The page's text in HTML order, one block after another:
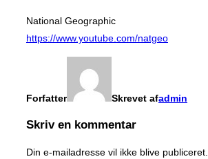
National Geographic
https://www.youtube.com/natgeo
Forfatter Skrevet afadmin
Skriv en kommentar
Din e-mailadresse vil ikke blive publiceret.